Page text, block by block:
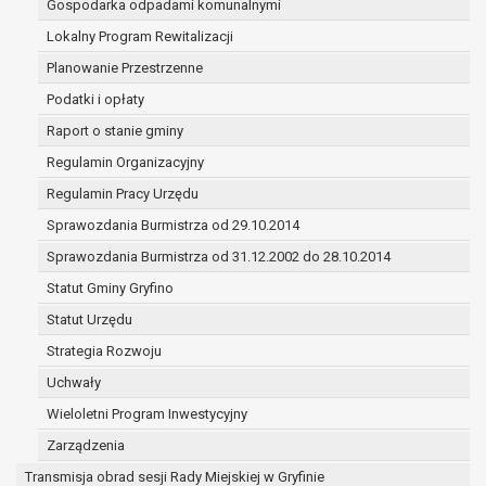
Gospodarka odpadami komunalnymi
Lokalny Program Rewitalizacji
Planowanie Przestrzenne
Podatki i opłaty
Raport o stanie gminy
Regulamin Organizacyjny
Regulamin Pracy Urzędu
Sprawozdania Burmistrza od 29.10.2014
Sprawozdania Burmistrza od 31.12.2002 do 28.10.2014
Statut Gminy Gryfino
Statut Urzędu
Strategia Rozwoju
Uchwały
Wieloletni Program Inwestycyjny
Zarządzenia
Transmisja obrad sesji Rady Miejskiej w Gryfinie
(merytorycznych), a także obowiązków i
zadań zleconych przez instytucje
nadrzędne wobec Gminy;
zawarcia i realizacji umów;
ochrony żywotnych interesów osoby, której
dane dotyczą, lub innej osoby fizycznej;
wykonania zadania realizowanego w
interesie publicznym lub w ramach
sprawowania władzy publicznej
powierzonej administratorowi;
w pozostałych przypadkach dane osobowe
przetwarzane są wyłącznie na podstawie
wcześniej udzielonej zgody w zakresie i celu
określonym w treści zgody.
W związku z przetwarzaniem danych w celu
wskazanym w pkt. 3, dane osobowe mogą być
udostępniane innym upoważnionym odbiorcom lub
kategoriom odbiorców danych osobowych.
Odbiorcami mogą być:
podmioty, które przetwarzają dane